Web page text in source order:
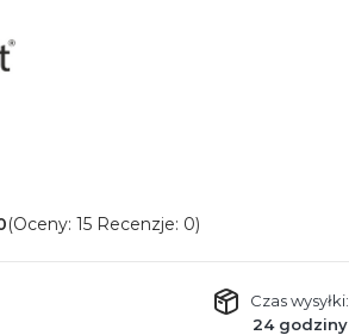
(Oceny: 15 Recenzje: 0)
Czas wysyłki:
24 godziny